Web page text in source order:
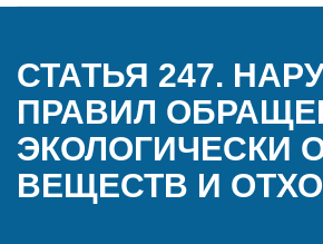
СТАТЬЯ 247.
ПРАВИЛ
ЭКОЛОГИЧЕСКИ
ВЕЩЕСТВ И